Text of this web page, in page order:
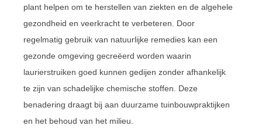
plant helpen om te herstellen van ziekten en de algehele
gezondheid en veerkracht te verbeteren. Door
regelmatig gebruik van natuurlijke remedies kan een
gezonde omgeving gecreëerd worden waarin
laurierstruiken goed kunnen gedijen zonder afhankelijk
te zijn van schadelijke chemische stoffen. Deze
benadering draagt bij aan duurzame tuinbouwpraktijken
en het behoud van het milieu.